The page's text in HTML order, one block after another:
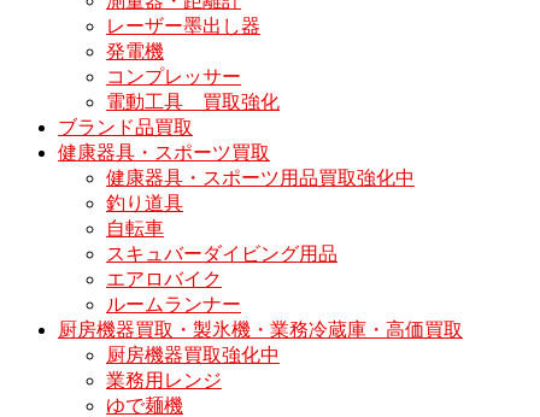
レーザー墨出し器
発電機
コンプレッサー
電動工具 買取強化
ブランド品買取
健康器具・スポーツ買取
健康器具・スポーツ用品買取強化中
釣り道具
自転車
スキュバーダイビング用品
エアロバイク
ルームランナー
厨房機器買取・製氷機・業務冷蔵庫・高価買取
厨房機器買取強化中
業務用レンジ
ゆで麺機